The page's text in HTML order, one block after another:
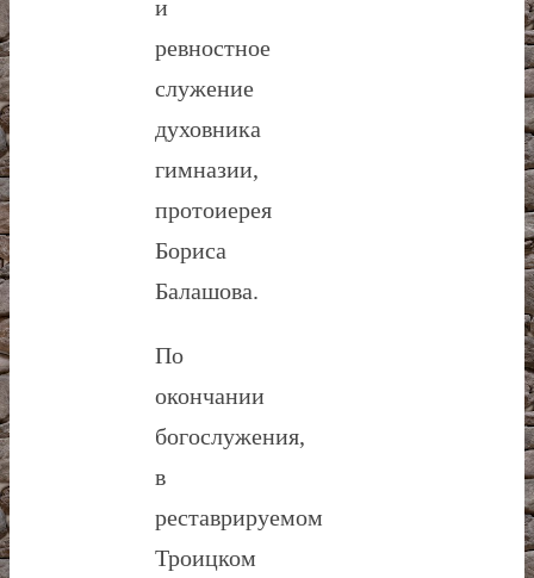
и
ревностное
служение
духовника
гимназии,
протоиерея
Бориса
Балашова.
По
окончании
богослужения,
в
реставрируемом
Троицком